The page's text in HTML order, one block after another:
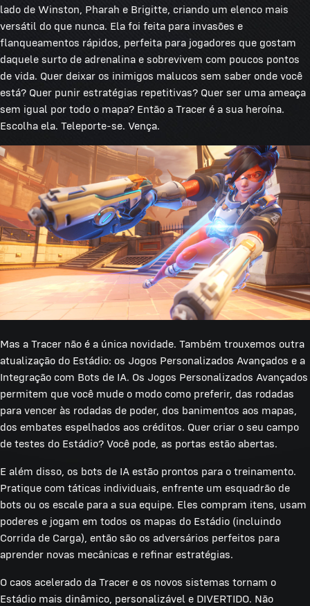
lado de Winston, Pharah e Brigitte, criando um elenco mais
versátil do que nunca. Ela foi feita para invasões e
flanqueamentos rápidos, perfeita para jogadores que gostam
daquele surto de adrenalina e sobrevivem com poucos pontos
de vida. Quer deixar os inimigos malucos sem saber onde você
está? Quer punir estratégias repetitivas? Quer ser uma ameaça
sem igual por todo o mapa? Então a Tracer é a sua heroína.
Escolha ela. Teleporte-se. Vença.
Mas a Tracer não é a única novidade. Também trouxemos outra
atualização do Estádio: os Jogos Personalizados Avançados e a
Integração com Bots de IA. Os Jogos Personalizados Avançados
permitem que você mude o modo como preferir, das rodadas
para vencer às rodadas de poder, dos banimentos aos mapas,
dos embates espelhados aos créditos. Quer criar o seu campo
de testes do Estádio? Você pode, as portas estão abertas.
E além disso, os bots de IA estão prontos para o treinamento.
Pratique com táticas individuais, enfrente um esquadrão de
bots ou os escale para a sua equipe. Eles compram itens, usam
poderes e jogam em todos os mapas do Estádio (incluindo
Corrida de Carga), então são os adversários perfeitos para
aprender novas mecânicas e refinar estratégias.
O caos acelerado da Tracer e os novos sistemas tornam o
Estádio mais dinâmico, personalizável e DIVERTIDO. Não